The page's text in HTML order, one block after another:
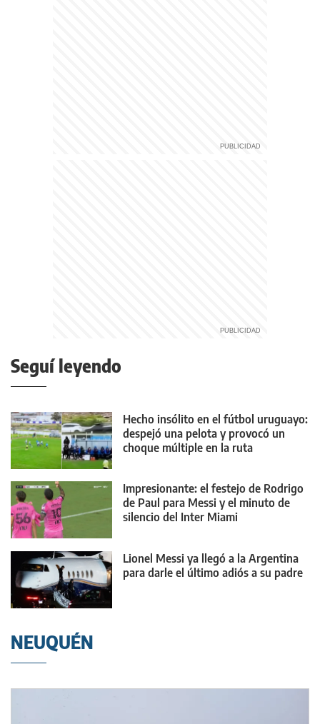
Seguí leyendo
Hecho insólito en el fútbol uruguayo:
despejó una pelota y provocó un
choque múltiple en la ruta
Impresionante: el festejo de Rodrigo
de Paul para Messi y el minuto de
silencio del Inter Miami
Lionel Messi ya llegó a la Argentina
para darle el último adiós a su padre
NEUQUÉN